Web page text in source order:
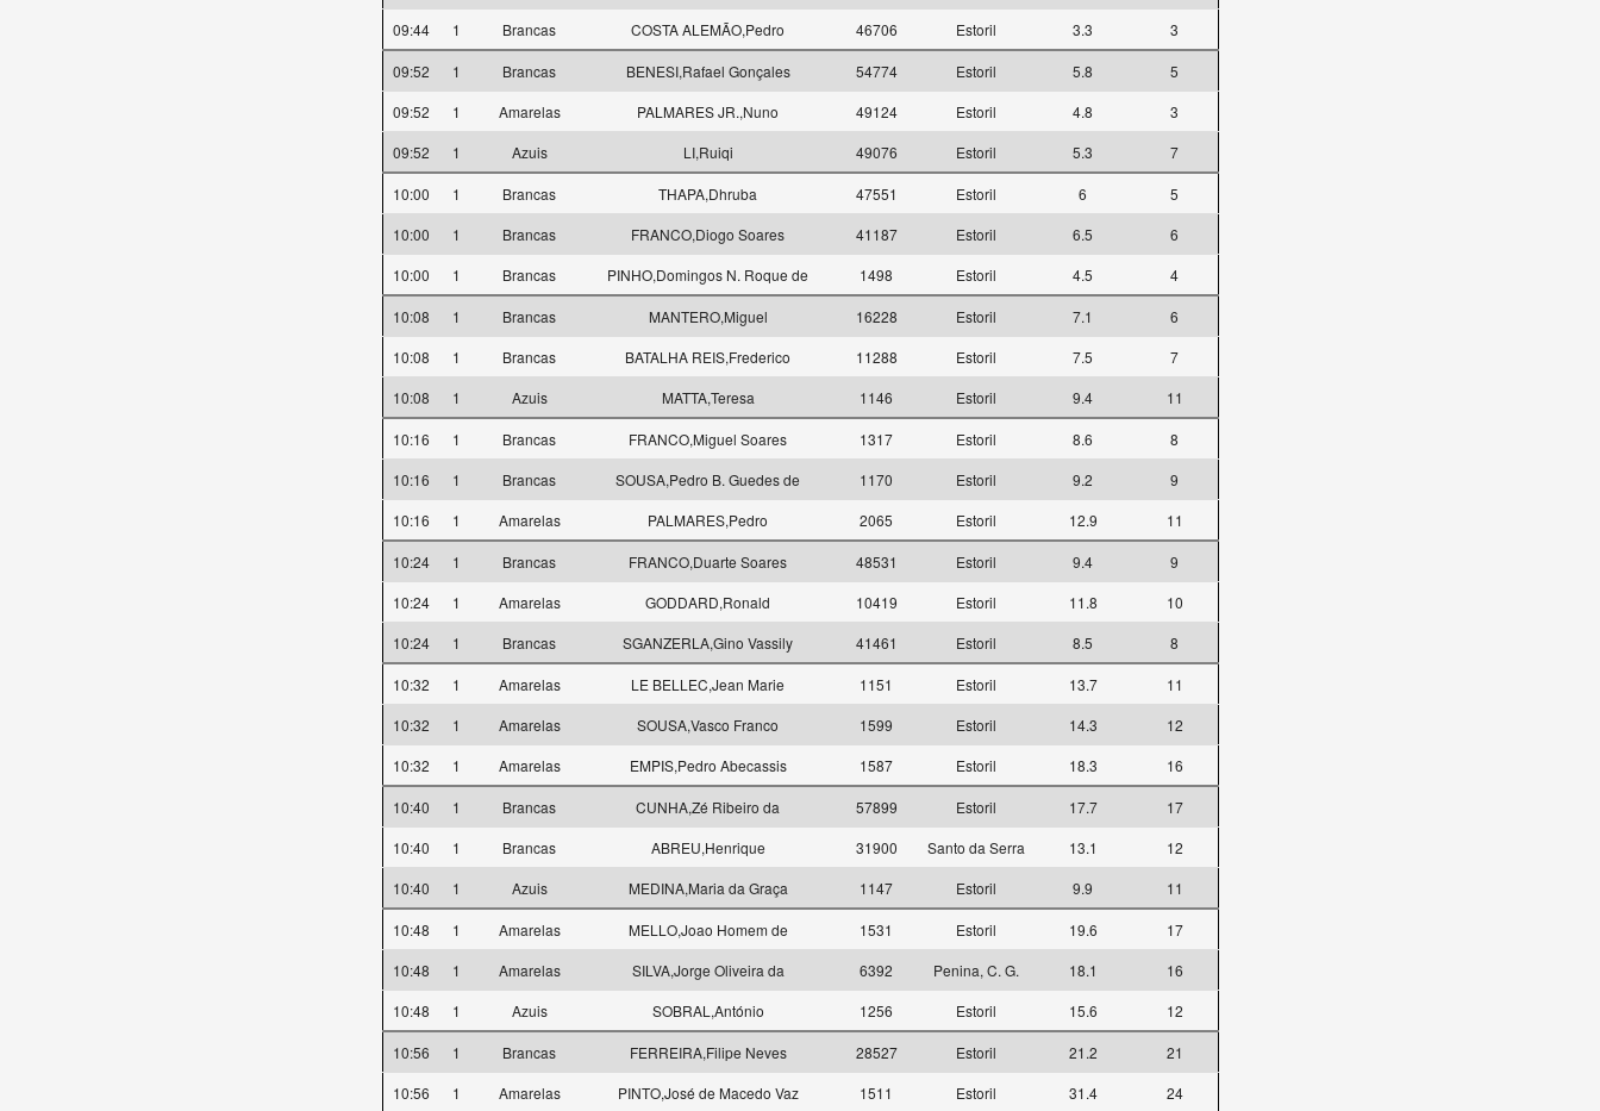
09:44
1 Brancas COSTA ALEMÃO,Pedro 46706 Estoril 3.3 3
09:52 1 Brancas BENESI,Rafael Gonçales 54774 Estoril 5.8
5
09:52
1 Amarelas PALMARES JR.,Nuno 49124 Estoril 4.8
3
09:52
1 Azuis LI,Ruiqi 49076 Estoril 5.3 7
10:00 1 Brancas THAPA,Dhruba 47551 Estoril 6
5
10:00
1 Brancas FRANCO,Diogo Soares 41187 Estoril 6.5
6
10:00
1 Brancas PINHO,Domingos N. Roque de 1498 Estoril 4.5 4
10:08 1 Brancas MANTERO,Miguel 16228 Estoril 7.1
6
10:08
1 Brancas BATALHA REIS,Frederico 11288 Estoril 7.5
7
10:08
1 Azuis MATTA,Teresa 1146 Estoril 9.4 11
10:16 1 Brancas FRANCO,Miguel Soares 1317 Estoril 8.6
8
10:16
1 Brancas SOUSA,Pedro B. Guedes de 1170 Estoril 9.2
9
10:16
1 Amarelas PALMARES,Pedro 2065 Estoril 12.9 11
10:24 1 Brancas FRANCO,Duarte Soares 48531 Estoril 9.4
9
10:24
1 Amarelas GODDARD,Ronald 10419 Estoril 11.8
10
10:24
1 Brancas SGANZERLA,Gino Vassily 41461 Estoril 8.5 8
10:32 1 Amarelas LE BELLEC,Jean Marie 1151 Estoril 13.7
11
10:32
1 Amarelas SOUSA,Vasco Franco 1599 Estoril 14.3
12
10:32
1 Amarelas EMPIS,Pedro Abecassis 1587 Estoril 18.3 16
10:40 1 Brancas CUNHA,Zé Ribeiro da 57899 Estoril 17.7
17
10:40
1 Brancas ABREU,Henrique 31900 Santo da Serra 13.1
12
10:40
1 Azuis MEDINA,Maria da Graça 1147 Estoril 9.9 11
10:48 1 Amarelas MELLO,Joao Homem de 1531 Estoril 19.6
17
10:48
1 Amarelas SILVA,Jorge Oliveira da 6392 Penina, C. G. 18.1
16
10:48
1 Azuis SOBRAL,António 1256 Estoril 15.6 12
10:56 1 Brancas FERREIRA,Filipe Neves 28527 Estoril 21.2
21
10:56
1 Amarelas PINTO,José de Macedo Vaz 1511 Estoril 31.4 24